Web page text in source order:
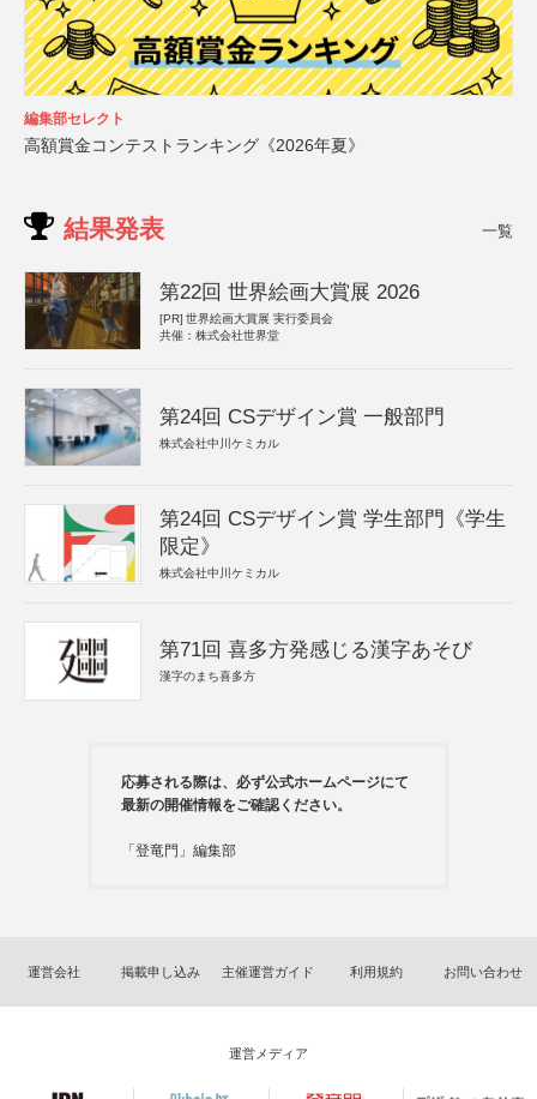
編集部セレクト
高額賞金コンテストランキング《2026年夏》
結果発表 一覧
第22回 世界絵画大賞展 2026
[PR] 世界絵画大賞展 実行委員会
共催：株式会社世界堂
第24回 CSデザイン賞 一般部門
株式会社中川ケミカル
第24回 CSデザイン賞 学生部門《学生
限定》
株式会社中川ケミカル
第71回 喜多方発感じる漢字あそび
漢字のまち喜多方
応募される際は、必ず公式ホームページにて
最新の開催情報をご確認ください。
「登竜門」編集部
運営会社 掲載申し込み 主催運営ガイド 利用規約 お問い合わせ
運営メディア